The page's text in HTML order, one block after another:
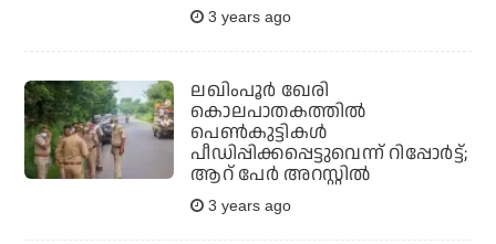
3 years ago
ലഖിംപൂര്‍ ഖേരി
കൊലപാതകത്തില്‍
പെണ്‍കുട്ടികള്‍
പീഡിപ്പിക്കപ്പെട്ടുവെന്ന് റിപ്പോര്‍ട്ട്;
ആറ് പേര്‍ അറസ്റ്റില്‍
3 years ago